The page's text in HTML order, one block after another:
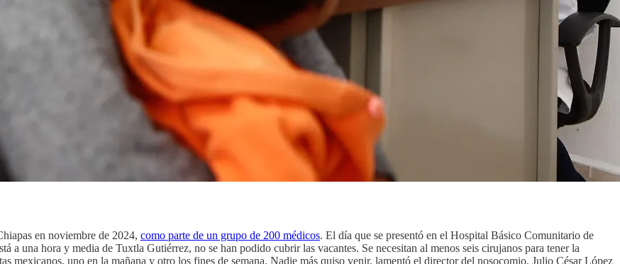
en noviembre de 2024, como parte de un grupo de 200 médicos. El día que se presentó en el Hospital Básico Comunitario de
una hora y media de Tuxtla Gutiérrez, no se han podido cubrir las vacantes. Se necesitan al menos seis cirujanos para tener la
mexicanos, uno en la mañana y otro los fines de semana. Nadie más quiso venir, lamentó el director del nosocomio, Julio César López